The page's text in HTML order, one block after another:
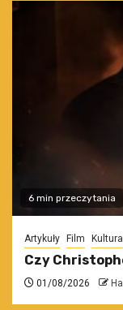
6 min przeczytania
Artykuły Film Kultura
Czy
01/08/2026